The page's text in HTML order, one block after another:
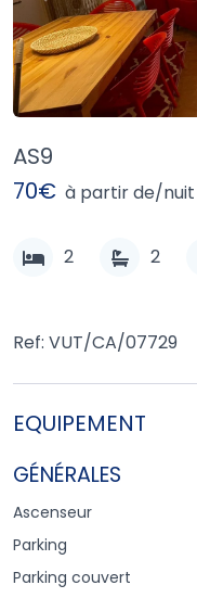
AS9
2 2
Ref: VUT/CA/07729
EQUIPEMENT
GÉNÉRALES
Ascenseur
Parking
Parking couvert
70€ à partir de/nuit